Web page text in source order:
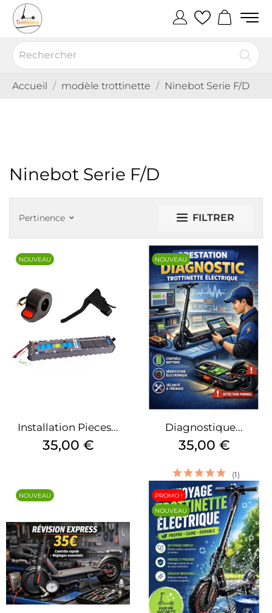
Accueil modèle trottinette Ninebot Serie F/D
Ninebot Serie F/D
Pertinence keyboard_arrow_down FILTRER
Installation Pieces...
Prix
35,00 €
NOUVEAU
Diagnostique...
Prix
35,00 €
NOUVEAU
NOUVEAU
(1)
PROMO !
NOUVEAU